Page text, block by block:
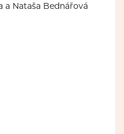
a Nataša Bednářová